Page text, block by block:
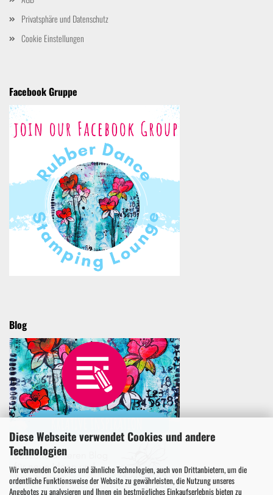
Diese Webseite verwendet Cookies und andere
Technologien
Wir verwenden Cookies und ähnliche Technologien, auch von Drittanbietern, um die
ordentliche Funktionsweise der Website zu gewährleisten, die Nutzung unseres
Angebotes zu analysieren und Ihnen ein bestmögliches Einkaufserlebnis bieten zu
Privatsphäre und Datenschutz
Cookie Einstellungen
Facebook Gruppe
Blog